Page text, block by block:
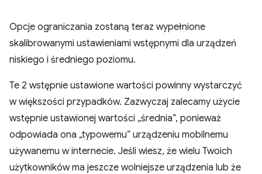
Opcje ograniczania zostaną teraz wypełnione
skalibrowanymi ustawieniami wstępnymi dla urządzeń
niskiego i średniego poziomu.
Te 2 wstępnie ustawione wartości powinny wystarczyć
w większości przypadków. Zazwyczaj zalecamy użycie
wstępnie ustawionej wartości „średnia”, ponieważ
odpowiada ona „typowemu” urządzeniu mobilnemu
używanemu w internecie. Jeśli wiesz, że wielu Twoich
użytkowników ma jeszcze wolniejsze urządzenia lub że